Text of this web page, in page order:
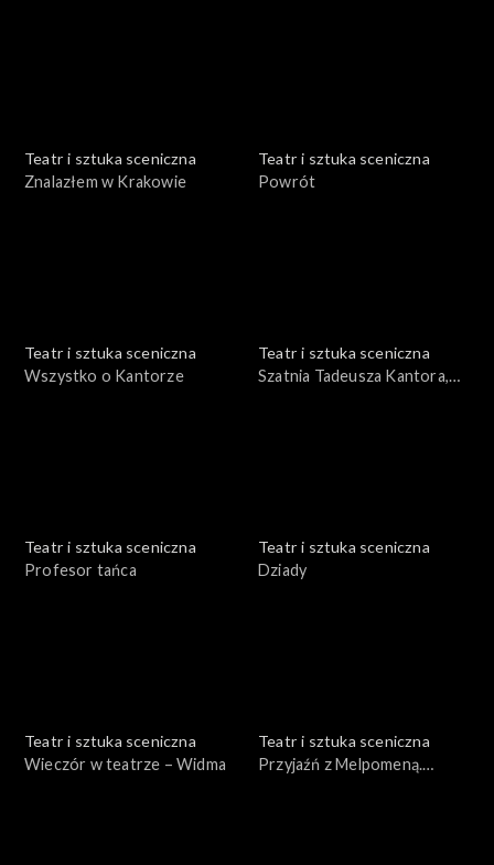
Teatr i sztuka sceniczna
Znalazłem w Krakowie
Teatr i sztuka sceniczna
Powrót
Teatr i sztuka sceniczna
Wszystko o Kantorze
Teatr i sztuka sceniczna
Szatnia Tadeusza Kantora,
Teatr i sztuka sceniczna
Profesor tańca
Teatr i sztuka sceniczna
Dziady
Teatr i sztuka sceniczna
Wieczór w teatrze – Widma
Teatr i sztuka sceniczna
Przyjaźń z Melpomeną.